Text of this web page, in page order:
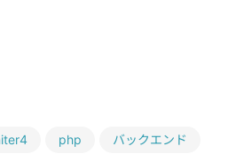
php バックエンド